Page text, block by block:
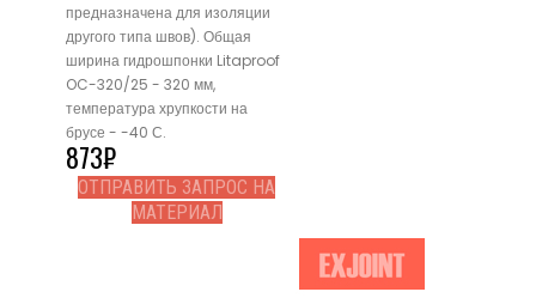
предназначена для изоляции
другого типа швов). Общая
ширина гидрошпонки Litaproof
OC-320/25 - 320 мм,
температура хрупкости на
брусе - -40 С.
873₽
ОТПРАВИТЬ ЗАПРОС НА
МАТЕРИАЛ